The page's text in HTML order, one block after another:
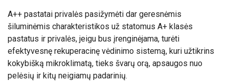
A++ pastatai privalės pasižymėti dar geresnėmis
šiluminėmis charakteristikos už statomus A+ klasės
pastatus ir privalės, jeigu bus įrenginėjama, turėti
efektyvesnę rekuperacinę vėdinimo sistemą, kuri užtikrins
kokybišką mikroklimatą, tieks švarų orą, apsaugos nuo
pelėsių ir kitų neigiamų padarinių.